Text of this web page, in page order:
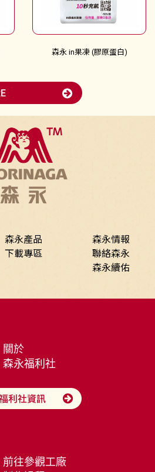
森永 in果凍 (膠原蛋白)
森永產品
森永情報
下載專區
聯絡森永
森永續佑
關於
森永福利社
前往參觀工廠